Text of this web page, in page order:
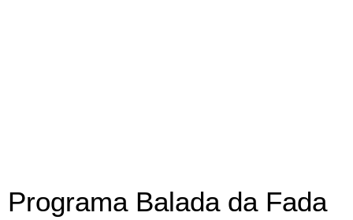
Programa Balada da Fada